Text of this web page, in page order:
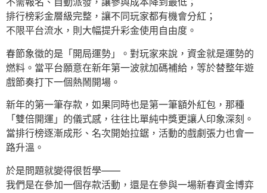
排行榜彩金層級完整，讓不同玩家都有機會分紅；
不限平台流水，則大幅提升彩金使用自由度。
春節象徵的是「開局運勢」。對玩家來說，資金就是運勢的
燃料。當平台願意在新年第一波就加碼補給，等於替整年遊
戲節奏打下一個熱鬧開場。
新年的第一筆存款，如果同時也是第一筆額外紅包，那種
「雙倍開運」的儀式感，往往比單純中獎更讓人印象深刻。
當排行榜逐漸成形、名次開始拉鋸，活動的戲劇張力也會一
路升溫。
於是問題就變得很哲學——
我們是在參加一個存款活動，還是在參與一場新春資金博弈